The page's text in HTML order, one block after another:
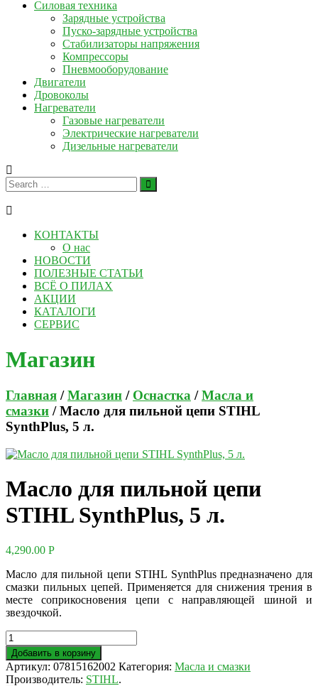
Силовая техника
Зарядные устройства
Пуско-зарядные устройства
Стабилизаторы напряжения
Компрессоры
Пневмооборудование
Двигатели
Дровоколы
Нагреватели
Газовые нагреватели
Электрические нагреватели
Дизельные нагреватели
КОНТАКТЫ
О нас
НОВОСТИ
ПОЛЕЗНЫЕ СТАТЬИ
ВСЁ О ПИЛАХ
АКЦИИ
КАТАЛОГИ
СЕРВИС
Магазин
Главная /Магазин / Оснастка /Масла и
смазки / Масло для пильной цепи STIHL
SynthPlus, 5 л.
Масло для пильной цепи
STIHL SynthPlus, 5 л.
4,290.00 Р
Масло для пильной цепи STIHL SynthPlus предназначено для
смазки пильных цепей. Применяется для снижения трения в
месте соприкосновения цепи с направляющей шиной и
звездочкой.
Добавить в корзину
Артикул: 07815162002 Категория: Масла и смазки
Производитель: STIHL.